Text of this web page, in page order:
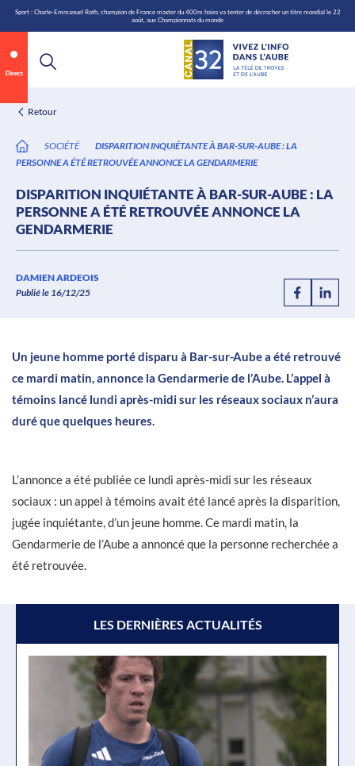
Aller
au
contenu
Sport : Charle-Emmanuel Roth, champion de France master du 400m haies va tenter de décrocher un titre mondial le 22
août, aux Championnats du monde
Direct
Retour
SOCIÉTÉ
DISPARITION INQUIÉTANTE À BAR-SUR-AUBE : LA
PERSONNE A ÉTÉ RETROUVÉE ANNONCE LA GENDARMERIE
DISPARITION INQUIÉTANTE À BAR-SUR-AUBE : LA
PERSONNE A ÉTÉ RETROUVÉE ANNONCE LA
GENDARMERIE
DAMIEN ARDEOIS
Publié le 16/12/25
0:07 / 0:12
Un jeune homme porté disparu à Bar-sur-Aube a été retrouvé
ce mardi matin, annonce la Gendarmerie de l’Aube. L’appel à
témoins lancé lundi après-midi sur les réseaux sociaux n’aura
duré que quelques heures.
L’annonce a été publiée ce lundi après-midi sur les réseaux
sociaux : un appel à témoins avait été lancé après la disparition,
jugée inquiétante, d’un jeune homme. Ce mardi matin, la
Gendarmerie de l’Aube a annoncé que la personne recherchée a
été retrouvée.
LES DERNIÈRES ACTUALITÉS